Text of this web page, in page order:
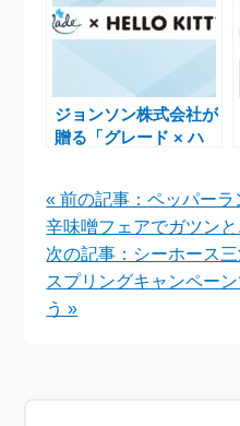
ジョンソン株式会社が
贈る「グレード × ハ
« 前の記事：ペッパーラ
辛味噌フェアでガツン
次の記事：シーホース
スプリングキャンペー
う »